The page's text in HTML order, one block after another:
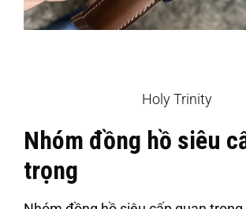
Holy Trinity
Nhóm đồng hồ siêu
trọng